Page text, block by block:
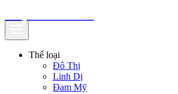
Thể loại
Đô Thị
Linh Dị
Đam Mỹ